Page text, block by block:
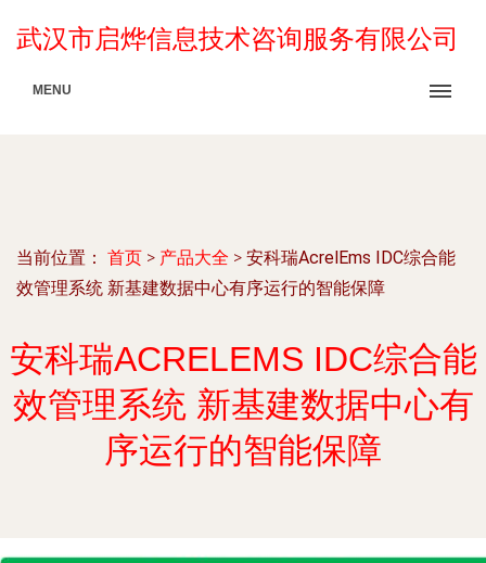
武汉市启烨信息技术咨询服务有限公司
MENU
当前位置： 首页 > 产品大全 > 安科瑞AcrelEms IDC综合能
效管理系统 新基建数据中心有序运行的智能保障
安科瑞ACRELEMS IDC综合能
效管理系统 新基建数据中心有
序运行的智能保障